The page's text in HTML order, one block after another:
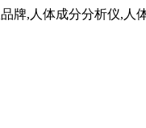
牌,人体成分分析仪,人